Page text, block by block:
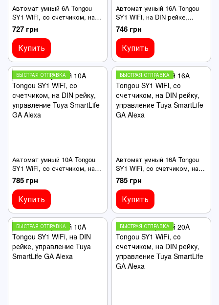
Автомат умный 6A Tongou
SY1 WiFi, со счетчиком, на
DIN рейку, управление Tuya
SmartLife GA Alexa
727 грн
Купить
Автомат умный 16A Tongou
SY1 WiFi, на DIN рейке,
управление Tuya SmartLife
GA Alexa
746 грн
Купить
БЫСТРАЯ ОТПРАВКА
Автомат умный 10A Tongou
SY1 WiFi, со счетчиком, на
DIN рейку, управление Tuya
SmartLife GA Alexa
785 грн
Купить
БЫСТРАЯ ОТПРАВКА
Автомат умный 16A Tongou
SY1 WiFi, со счетчиком, на
DIN рейку, управление Tuya
SmartLife GA Alexa
785 грн
Купить
БЫСТРАЯ ОТПРАВКА БЫСТРАЯ ОТПРАВКА